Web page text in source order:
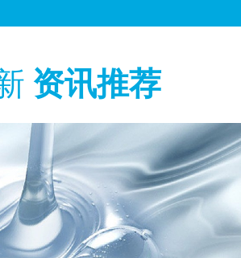
资讯推荐